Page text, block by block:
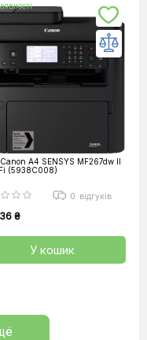
А4 SENSYS MF267dw II
(5938C008)
0 відгуків
₴
У кошик